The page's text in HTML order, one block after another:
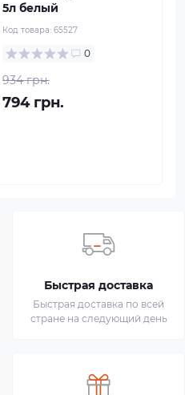
5л белый
Код товара: 65527
0
934 грн.
794 грн.
Быстрая доставка
Быстрая доставка по всей
стране на следующий день